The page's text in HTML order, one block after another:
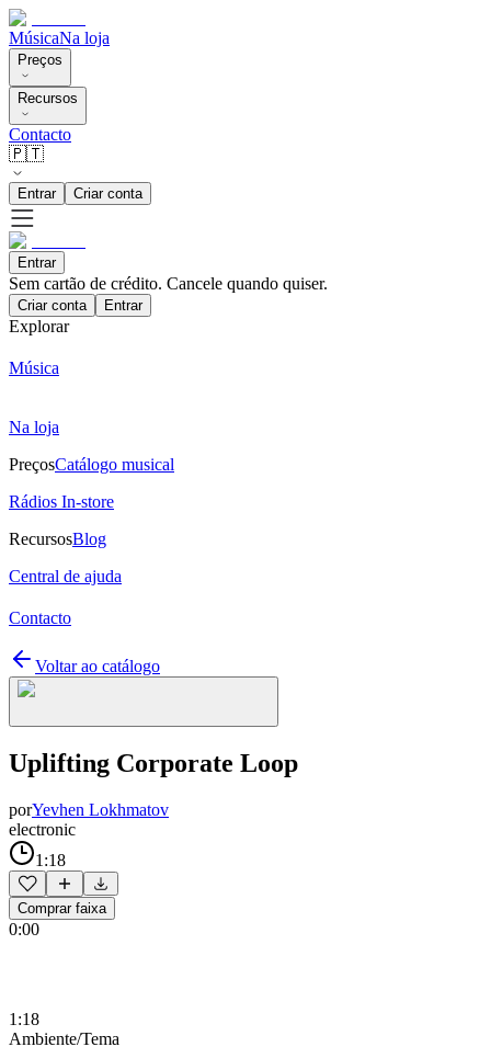
MúsicaNa loja
Preços
Recursos
Contacto
🇵🇹
Entrar Criar conta
Entrar
Sem cartão de crédito. Cancele quando quiser.
Criar conta Entrar
Explorar
Música
Na loja
PreçosCatálogo musical
Rádios In-store
RecursosBlog
Central de ajuda
Contacto
Voltar ao catálogo
Uplifting Corporate Loop
porYevhen Lokhmatov
electronic
1:18
Comprar faixa
0:00
1:18
Ambiente/Tema